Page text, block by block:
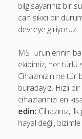
bilgisayarınız bir
can sıkıcı bir
devreye giriyoruz.
MSI ürünlerinin
ekibimiz, her türlü
Cihazınızın ne
buradayız. Hızlı
cihazlarınızı en
edin: Cihazınız,
hayal değil,